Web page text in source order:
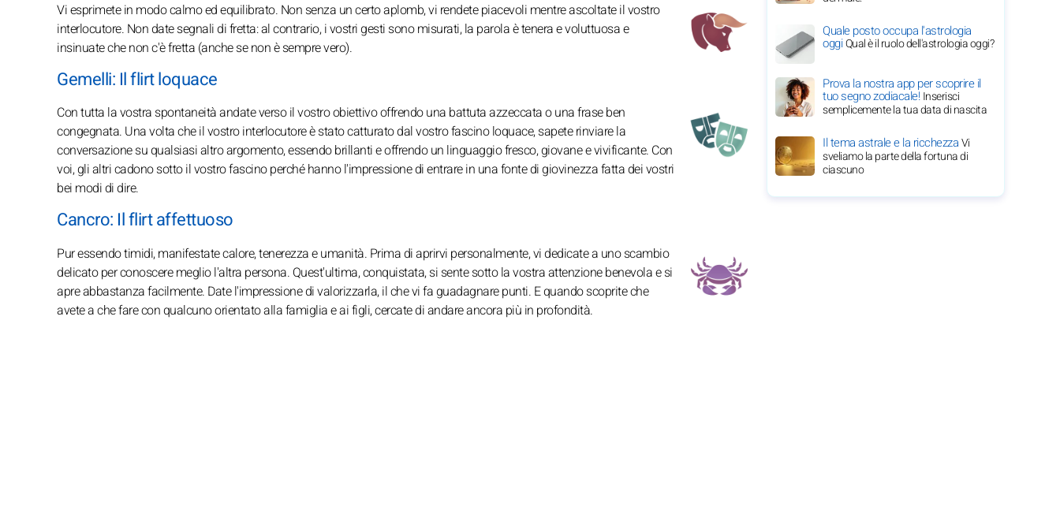
Vi esprimete in modo calmo ed equilibrato. Non senza un certo aplomb, vi rendete piacevoli mentre ascoltate il vostro
interlocutore. Non date segnali di fretta: al contrario, i vostri gesti sono misurati, la parola è tenera e voluttuosa e
insinuate che non c'è fretta (anche se non è sempre vero).
Gemelli: Il flirt loquace
Con tutta la vostra spontaneità andate verso il vostro obiettivo offrendo una battuta azzeccata o una frase ben
congegnata. Una volta che il vostro interlocutore è stato catturato dal vostro fascino loquace, sapete rinviare la
conversazione su qualsiasi altro argomento, essendo brillanti e offrendo un linguaggio fresco, giovane e vivificante. Con
voi, gli altri cadono sotto il vostro fascino perché hanno l'impressione di entrare in una fonte di giovinezza fatta dei vostri
bei modi di dire.
Cancro: Il flirt affettuoso
Pur essendo timidi, manifestate calore, tenerezza e umanità. Prima di aprirvi personalmente, vi dedicate a uno scambio
delicato per conoscere meglio l'altra persona. Quest'ultima, conquistata, si sente sotto la vostra attenzione benevola e si
apre abbastanza facilmente. Date l'impressione di valorizzarla, il che vi fa guadagnare punti. E quando scoprite che
avete a che fare con qualcuno orientato alla famiglia e ai figli, cercate di andare ancora più in profondità.
Quale posto occupa l'astrologia
oggiQual è il ruolo dell'astrologia oggi?
Prova la nostra app per scoprire il
tuo segno zodiacale!Inserisci
semplicemente la tua data di nascita
Il tema astrale e la ricchezzaVi
sveliamo la parte della fortuna di
ciascuno